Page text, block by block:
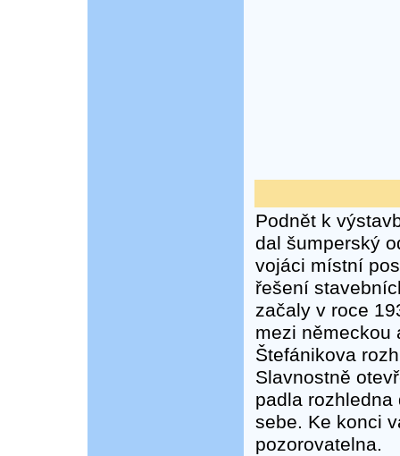
Podnět k
dal šumperský
vojáci místní
řešení
začaly v roce
mezi německou
Štefánikova
Slavnostně
padla
sebe. Ke konci
pozorovatelna.